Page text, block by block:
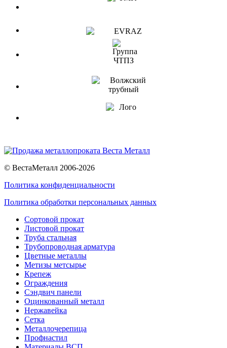
© ВестаМеталл 2006-2026
Политика конфиденциальности
Политика обработки персональных данных
Сортовой прокат
Листовой прокат
Труба стальная
Трубопроводная арматура
Цветные металлы
Метизы метсырье
Крепеж
Ограждения
Сэндвич панели
Оцинкованный металл
Нержавейка
Сетка
Металлочерепица
Профнастил